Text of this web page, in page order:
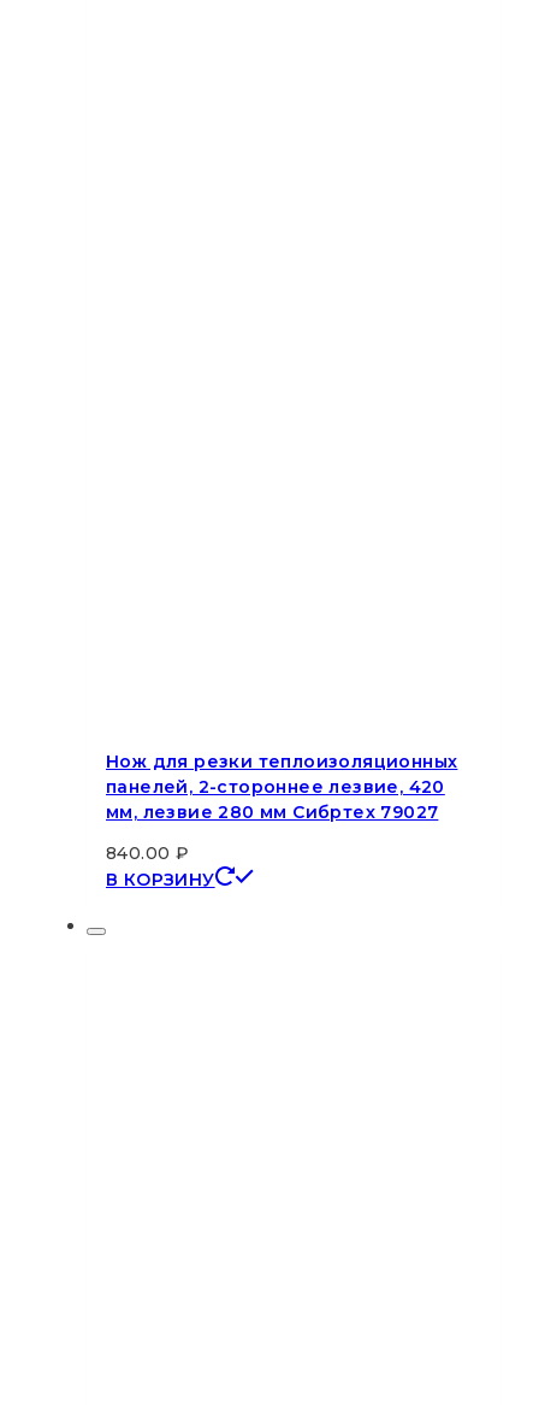
Нож для резки теплоизоляционных
панелей, 2-стороннее лезвие, 420
мм, лезвие 280 мм Сибртех 79027
840.00 ₽
В КОРЗИНУ